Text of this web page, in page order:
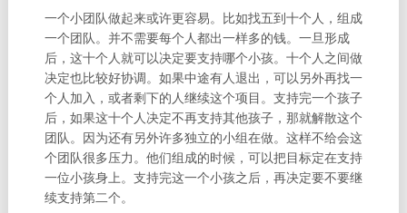
一个小团队做起来或许更容易。比如找五到十个人，组成
一个团队。并不需要每个人都出一样多的钱。一旦形成
后，这十个人就可以决定要支持哪个小孩。十个人之间做
决定也比较好协调。如果中途有人退出，可以另外再找一
个人加入，或者剩下的人继续这个项目。支持完一个孩子
后，如果这十个人决定不再支持其他孩子，那就解散这个
团队。因为还有另外许多独立的小组在做。这样不给会这
个团队很多压力。他们组成的时候，可以把目标定在支持
一位小孩身上。支持完这一个小孩之后，再决定要不要继
续支持第二个。